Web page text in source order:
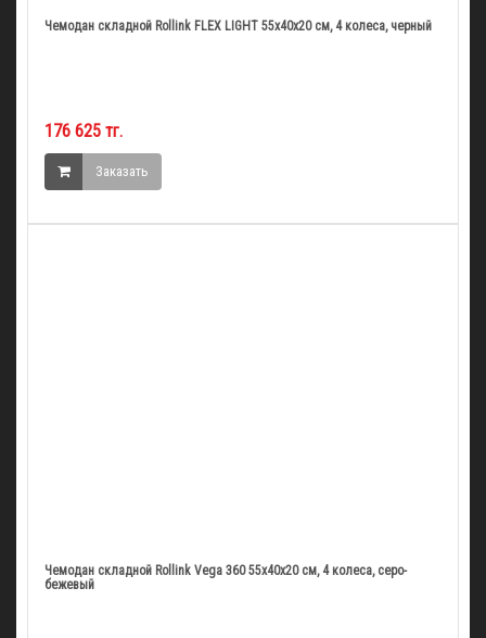
Чемодан складной Rollink FLEX LIGHT 55x40x20 см, 4 колеса, черный
176 625 тг.
Заказать
Чемодан складной Rollink Vega 360 55x40x20 см, 4 колеса, серо-
бежевый